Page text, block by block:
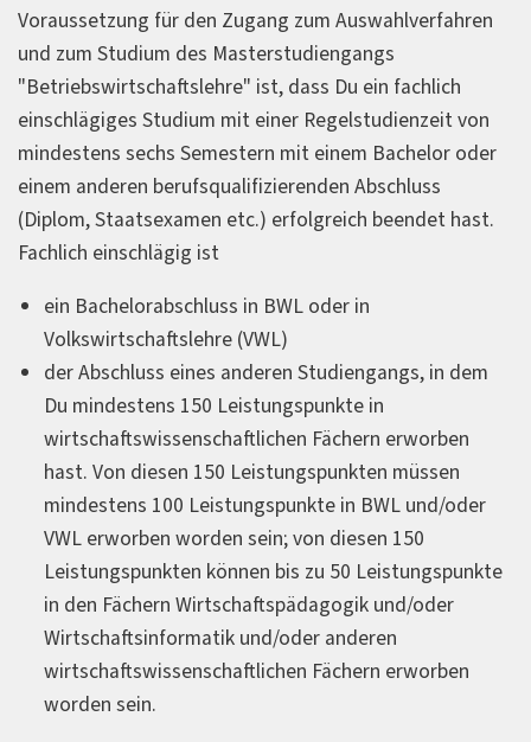
Finanz- und Versicherungswirtschaft
Handel und E-Commerce
Gesundheits- und Sozialwirtschaft
Öffentlicher Dienst
und weitere
Welche Aufgaben erwarten Dich?
Unternehmens- und Marktanalysen
Entwicklung von Geschäfts- und
Marketingstrategien
Planung und Steuerung von Finanzen und
Controlling
Personal- und Organisationsentwicklung
Prozess- und Projektmanagement
und viele weitere mehr
Wo arbeiten unsere Alumni heute?
Airbus
BMW
Hella
Miele
Voraussetzung für den Zugang zum Auswahlverfahren
und zum Studium des Masterstudiengangs
"Betriebswirtschaftslehre" ist, dass Du ein fachlich
einschlägiges Studium mit einer Regelstudienzeit von
mindestens sechs Semestern mit einem Bachelor oder
einem anderen berufsqualifizierenden Abschluss
(Diplom, Staatsexamen etc.) erfolgreich beendet hast.
Fachlich einschlägig ist
ein Bachelorabschluss in BWL oder in
Volkswirtschaftslehre (VWL)
der Abschluss eines anderen Studiengangs, in dem
Du mindestens 150 Leistungspunkte in
wirtschaftswissenschaftlichen Fächern erworben
hast. Von diesen 150 Leistungspunkten müssen
mindestens 100 Leistungspunkte in BWL und/oder
VWL erworben worden sein; von diesen 150
Leistungspunkten können bis zu 50 Leistungspunkte
in den Fächern Wirtschaftspädagogik und/oder
Wirtschaftsinformatik und/oder anderen
wirtschaftswissenschaftlichen Fächern erworben
worden sein.